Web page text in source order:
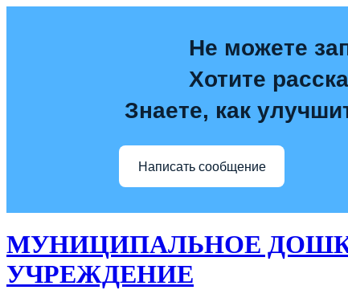
Не можете
Хотите
Знаете, как
Написать сообщение
МУНИЦИПАЛЬНОЕ
УЧРЕЖДЕНИЕ